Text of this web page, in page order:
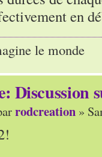
en
le monde
Discussion
rodcreation »